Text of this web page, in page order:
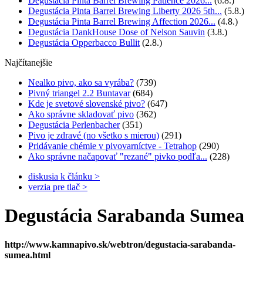
Degustácia Pinta Barrel Brewing Liberty 2026 5th... (5.8.)
Degustácia Pinta Barrel Brewing Affection 2026... (4.8.)
Degustácia DankHouse Dose of Nelson Sauvin (3.8.)
Degustácia Opperbacco Bullit (2.8.)
Najčítanejšie
Nealko pivo, ako sa vyrába? (739)
Pivný triangel 2.2 Buntavar(684)
Kde je svetové slovenské pivo? (647)
Ako správne skladovať pivo (362)
Degustácia Perlenbacher(351)
Pivo je zdravé (no všetko s mierou) (291)
Pridávanie chémie v pivovarníctve - Tetrahop (290)
Ako správne načapovať "rezané" pivko podľa... (228)
diskusia k článku >
verzia pre tlač >
Degustácia Sarabanda Sumea
http://www.kamnapivo.sk/webtron/degustacia-sarabanda-
sumea.html